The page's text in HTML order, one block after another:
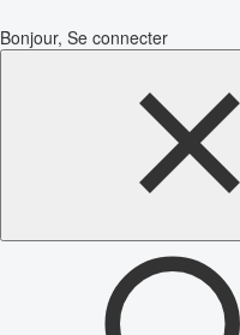
Bonjour, Se connecter